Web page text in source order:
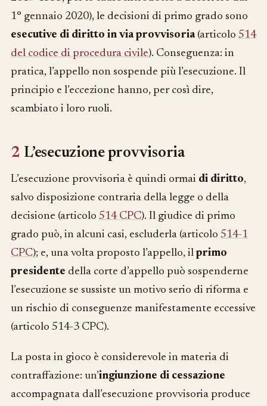
1° gennaio 2020), le decisioni di primo grado sono
esecutive di diritto in via provvisoria(articolo 514
del codice di procedura civile). Conseguenza: in
pratica, l’appello non sospende più l’esecuzione. Il
principio e l’eccezione hanno, per così dire,
scambiato i loro ruoli.
2 L’esecuzione provvisoria
L’esecuzione provvisoria è quindi ormai di diritto,
salvo disposizione contraria della legge o della
decisione (articolo 514 CPC). Il giudice di primo
grado può, in alcuni casi, escluderla (articolo 514-1
CPC); e, una volta proposto l’appello, ilprimo
presidente della corte d’appello può sospenderne
l’esecuzione se sussiste un motivo serio di riforma e
un rischio di conseguenze manifestamente eccessive
(articolo 514-3 CPC).
La posta in gioco è considerevole in materia di
contraffazione: un’ingiunzione di cessazione
accompagnata dall’esecuzione provvisoria produce